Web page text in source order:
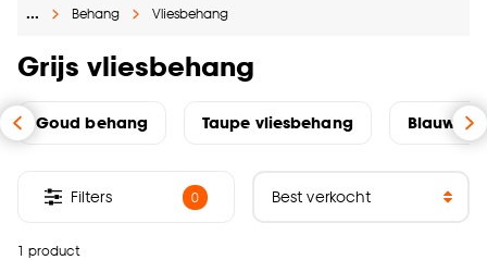
Gratis raam advies en inmeten aan huis
… Behang Vliesbehang
Grijs vliesbehang
Goud behang Taupe vliesbehang Blauw
1 product
Filters 0